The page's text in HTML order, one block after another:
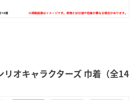
リオキャラクターズ 巾着（全14